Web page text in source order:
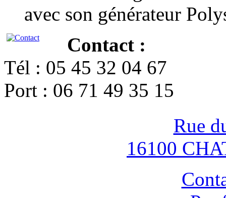
avec son générateur
Contact :
Tél : 05 45 32 04 67
Port : 06 71 49 35 15
Rue
16100